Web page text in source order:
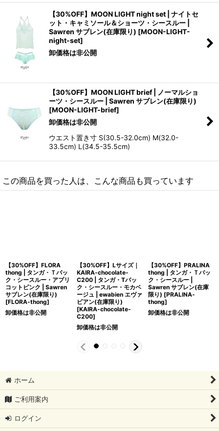
【30%OFF】MOON LIGHT night set | ナイトセ
ット・キャミソール＆ショーツ・シースルー |
Sawren サブレン(在庫限り) [MOON-LIGHT-
night-set]
卸価格は非公開
【30%OFF】MOON LIGHT brief | ノーマルショ
ーツ・シースルー | Sawren サブレン(在庫限り)
[MOON-LIGHT-brief]
卸価格は非公開
ウエスト置き寸 S(30.5-32.0cm) M(32.0-
33.5cm) L(34.5-35.5cm)
この商品を買った人は、こんな商品も買っています
【30%OFF】FLORA
thong | タンガ・Ｔバッ
ク・シースルー・アプリ
コットピンク | Sawren
サブレン(在庫限り)
[FLORA-thong]
卸価格は非公開
【30%OFF】Lサイズ｜
KAIRA-chocolate-
C200 | タンガ・Tバッ
ク・シースルー・モカベ
ージュ | ewabien エヴァ
ビアン(在庫限り)
[KAIRA-chocolate-
C200]
卸価格は非公開
【30%OFF】PRALINA
thong | タンガ・Ｔバッ
ク・シースルー |
Sawren サブレン(在庫
限り) [PRALINA-
thong]
卸価格は非公開
ホーム
ご利用案内
ログイン